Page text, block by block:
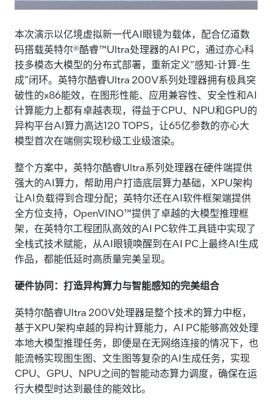
本次演示以亿境虚拟新一代AI眼镜为载体，配合亿道数
码搭载英特尔®酷睿™Ultra处理器的AI PC，通过亦心科
技多模态大模型的分布式部署，重新定义“感知-计算-生
成”闭环。英特尔酷睿Ultra 200V系列处理器拥有极具突
破性的x86能效，在图形性能、应用兼容性、安全性和AI
计算能力上都有卓越表现，得益于CPU、NPU和GPU的
异构平台AI算力高达120 TOPS，让65亿参数的亦心大
模型首次在端侧实现秒级工业级渲染。
整个方案中，英特尔酷睿Ultra系列处理器在硬件端提供
强大的AI算力，帮助用户打造底层算力基础，XPU架构
让AI负载得到合理分配；英特尔还在AI软件框架端提供
全方位支持，OpenVINO™提供了卓越的大模型推理框
架，在英特尔工程团队高效的AI PC软件工具链中实现了
全栈式技术赋能，从AI眼镜唤醒到在AI PC上最终AI生成
作品，都能低延时高质量完美呈现。
硬件协同：打造异构算力与智能感知的完美组合
英特尔酷睿Ultra 200V处理器是整个技术的算力中枢，
基于XPU架构卓越的异构计算能力，AI PC能够高效处理
本地大模型推理任务，即便是在无网络连接的情况下，也
能流畅实现图生图、文生图等复杂的AI生成任务，实现
CPU、GPU、NPU之间的智能动态算力调度，确保在运
行大模型时达到最佳的能效比。